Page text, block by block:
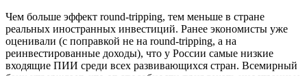
Чем больше эффект round-tripping, тем меньше в стране
реальных иностранных инвестиций. Ранее экономисты уже
оценивали (с поправкой не на round-tripping, а на
реинвестированные доходы), что у России самые низкие
входящие ПИИ среди всех развивающихся стран. Всемирный